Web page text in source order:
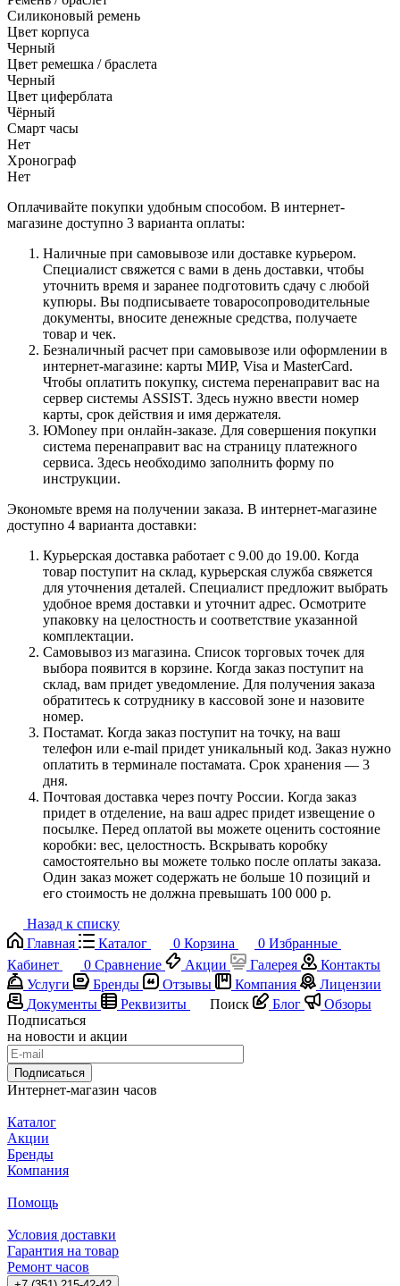
Силиконовый ремень
Цвет корпуса
Черный
Цвет ремешка / браслета
Черный
Цвет циферблата
Чёрный
Смарт часы
Нет
Хронограф
Нет
Оплачивайте покупки удобным способом. В интернет-
магазине доступно 3 варианта оплаты:
Наличные при самовывозе или доставке курьером.
Специалист свяжется с вами в день доставки, чтобы
уточнить время и заранее подготовить сдачу с любой
купюры. Вы подписываете товаросопроводительные
документы, вносите денежные средства, получаете
товар и чек.
Безналичный расчет при самовывозе или оформлении в
интернет-магазине: карты МИР, Visa и MasterCard.
Чтобы оплатить покупку, система перенаправит вас на
сервер системы ASSIST. Здесь нужно ввести номер
карты, срок действия и имя держателя.
ЮMoney при онлайн-заказе. Для совершения покупки
система перенаправит вас на страницу платежного
сервиса. Здесь необходимо заполнить форму по
инструкции.
Экономьте время на получении заказа. В интернет-магазине
доступно 4 варианта доставки:
Курьерская доставка работает с 9.00 до 19.00. Когда
товар поступит на склад, курьерская служба свяжется
для уточнения деталей. Специалист предложит выбрать
удобное время доставки и уточнит адрес. Осмотрите
упаковку на целостность и соответствие указанной
комплектации.
Самовывоз из магазина. Список торговых точек для
выбора появится в корзине. Когда заказ поступит на
склад, вам придет уведомление. Для получения заказа
обратитесь к сотруднику в кассовой зоне и назовите
номер.
Постамат. Когда заказ поступит на точку, на ваш
телефон или e-mail придет уникальный код. Заказ нужно
оплатить в терминале постамата. Срок хранения — 3
дня.
Почтовая доставка через почту России. Когда заказ
придет в отделение, на ваш адрес придет извещение о
посылке. Перед оплатой вы можете оценить состояние
коробки: вес, целостность. Вскрывать коробку
самостоятельно вы можете только после оплаты заказа.
Один заказ может содержать не больше 10 позиций и
его стоимость не должна превышать 100 000 р.
Назад к списку
Главная
Каталог 0 Корзина 0 Избранные
Кабинет
0 Сравнение Акции Галерея
Контакты
Услуги
Бренды Отзывы Компания
Лицензии
Документы
Реквизиты Поиск Блог
Обзоры
Подписаться
на новости и акции
Подписаться
Интернет-магазин часов
Каталог
Акции
Бренды
Компания
Помощь
Условия доставки
Гарантия на товар
Ремонт часов